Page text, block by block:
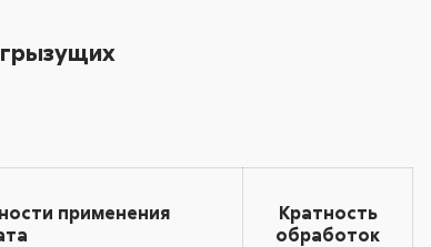
применения
Кратность
обработок